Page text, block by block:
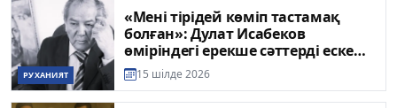
РУХАНИЯТ
«Мені тірідей көміп тастамақ
болған»: Дулат Исабеков
өміріндегі ерекше сәттерді еске
алды
15 шілде 2026